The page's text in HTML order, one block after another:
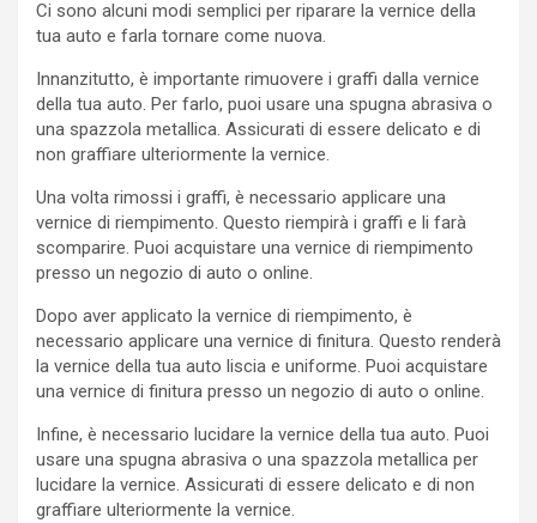
Ci sono alcuni modi semplici per riparare la vernice della
tua auto e farla tornare come nuova.
Innanzitutto, è importante rimuovere i graffi dalla vernice
della tua auto. Per farlo, puoi usare una spugna abrasiva o
una spazzola metallica. Assicurati di essere delicato e di
non graffiare ulteriormente la vernice.
Una volta rimossi i graffi, è necessario applicare una
vernice di riempimento. Questo riempirà i graffi e li farà
scomparire. Puoi acquistare una vernice di riempimento
presso un negozio di auto o online.
Dopo aver applicato la vernice di riempimento, è
necessario applicare una vernice di finitura. Questo renderà
la vernice della tua auto liscia e uniforme. Puoi acquistare
una vernice di finitura presso un negozio di auto o online.
Infine, è necessario lucidare la vernice della tua auto. Puoi
usare una spugna abrasiva o una spazzola metallica per
lucidare la vernice. Assicurati di essere delicato e di non
graffiare ulteriormente la vernice.